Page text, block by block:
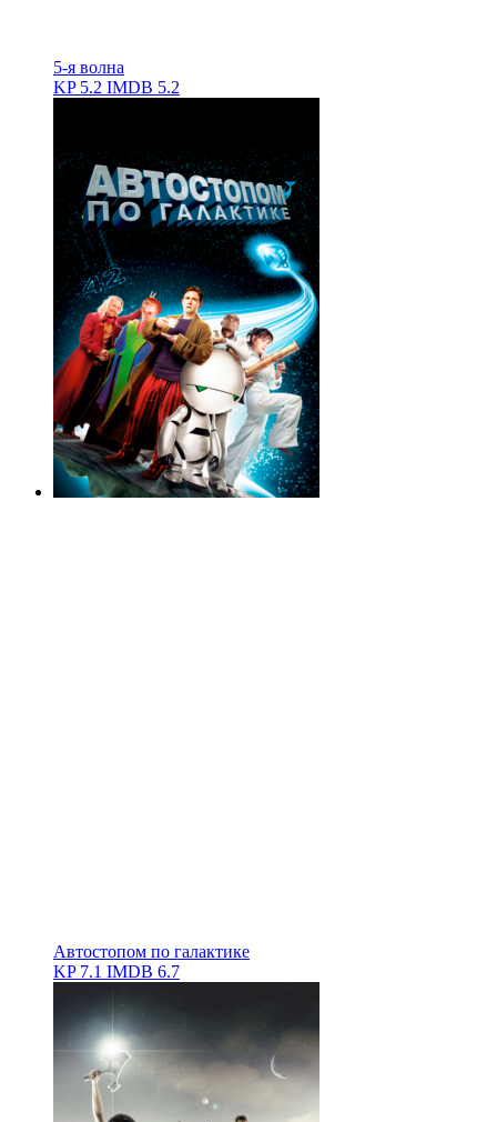
5-я волна
KP 5.2 IMDB 5.2
Автостопом по галактике
KP 7.1 IMDB 6.7